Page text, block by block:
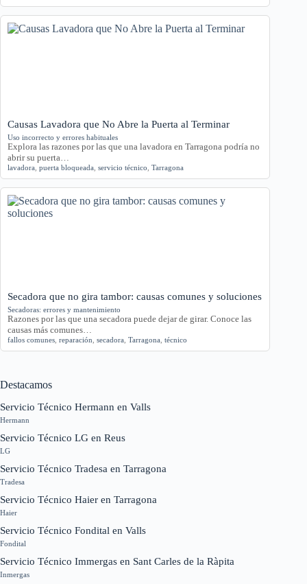
Causas Lavadora que No Abre la Puerta al Terminar
Uso incorrecto y errores habituales
Explora las razones por las que una lavadora en Tarragona podría no
abrir su puerta…
lavadora puerta bloqueada servicio técnico Tarragona
Secadora que no gira tambor: causas comunes y soluciones
Secadoras: errores y mantenimiento
Razones por las que una secadora puede dejar de girar. Conoce las
causas más comunes…
fallos comunes reparación secadora Tarragona técnico
Destacamos
Servicio Técnico Hermann en Valls
Hermann
Servicio Técnico LG en Reus
LG
Servicio Técnico Tradesa en Tarragona
Tradesa
Servicio Técnico Haier en Tarragona
Haier
Servicio Técnico Fondital en Valls
Fondital
Servicio Técnico Immergas en Sant Carles de la Ràpita
Inmergas